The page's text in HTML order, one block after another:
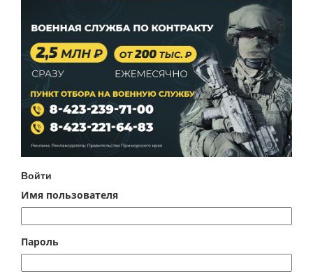
Войти
Имя пользователя
Пароль